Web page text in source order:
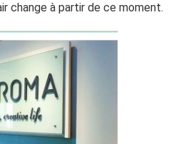
change à partir de ce moment.